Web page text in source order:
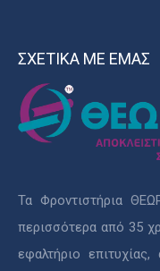
ΣΧΕΤΙΚΑ ΜΕ ΕΜΑΣ
Τα Φροντιστήρια
περισσότερα από 35
εφαλτήριο